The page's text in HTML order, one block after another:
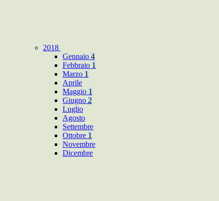
2018
Gennaio 4
Febbraio 1
Marzo 1
Aprile
Maggio 1
Giugno 2
Luglio
Agosto
Settembre
Ottobre 1
Novembre
Dicembre